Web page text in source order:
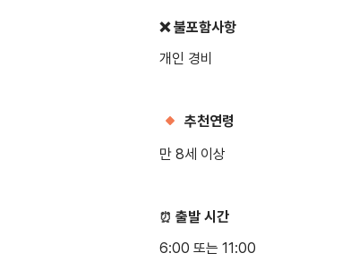
❌ 불포함사항
개인 경비
추천연령
만 8세 이상
⏰ 출발 시간
6:00 또는 11:00